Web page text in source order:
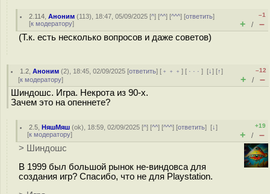
2.114 ,Аноним (113), 18:47, 05/09/2025 [^] [^^] [^^^] [ответить]
[к модератору]
–1
+ / –
(Т.к. есть несколько вопросов и даже советов)
1.2 ,Аноним (2), 18:45, 02/09/2025 [ответить] [ ﹢﹢﹢] [ · · ·][↓] [↑]
[к модератору]
–12
+ / –
Шиндошс. Игра. Некрота из 90-х.
Зачем это на опеннете?
2.5 ,НяшМяш (ok), 18:59, 02/09/2025 [^] [^^] [^^^] [ответить][↓]
[к модератору]
+19
+ / –
> Шиндошс
В 1999 был большой рынок не-виндовса для
создания игр? Спасибо, что не для Playstation.